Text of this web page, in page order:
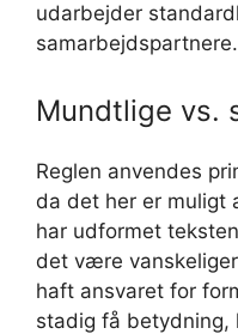
udarbejder
samarbejdspartnere.
Mundtlige vs.
Reglen anvendes
da det her er muligt
har udformet
det være
haft ansvaret for
stadig få betydning,